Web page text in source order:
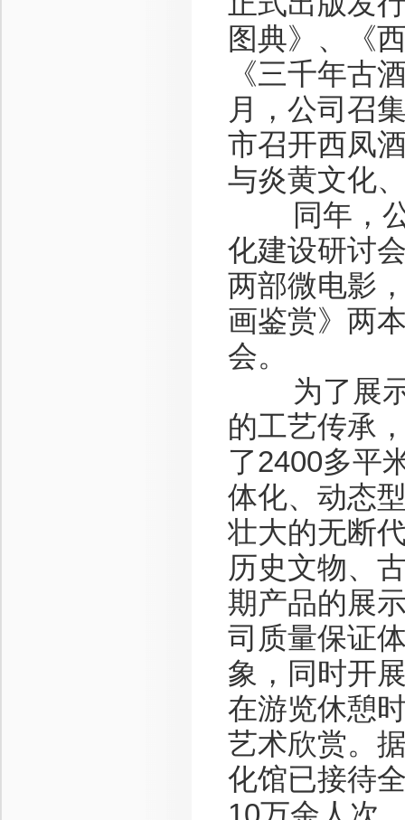
图典》、《
《三千年古
月，公司召
市召开西凤
与炎黄文化
同年，公
化建设研讨
两部微电影
画鉴赏》两
会。
为了展示
的工艺传承
了2400多平
体化、动态
壮大的无断
历史文物、
期产品的展
司质量保证
象，同时开
在游览休憩
艺术欣赏。
化馆已接待